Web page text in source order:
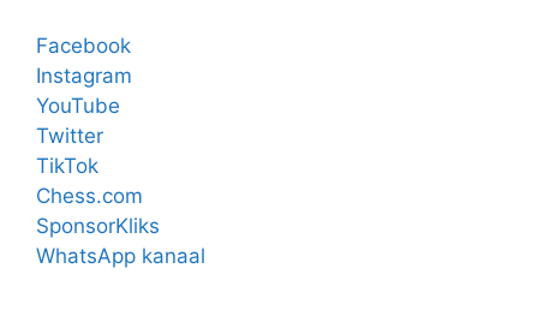
Facebook
Instagram
YouTube
Twitter
TikTok
Chess.com
SponsorKliks
WhatsApp kanaal